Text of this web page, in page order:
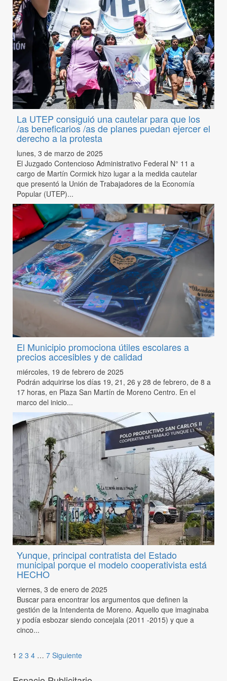
La UTEP consiguió una cautelar para que los
/as beneficarios /as de planes puedan ejercer el
derecho a la protesta
lunes, 3 de marzo de 2025
El Juzgado Contencioso Administrativo Federal N° 11 a
cargo de Martín Cormick hizo lugar a la medida cautelar
que presentó la Unión de Trabajadores de la Economía
Popular (UTEP)...
El Municipio promociona útiles escolares a
precios accesibles y de calidad
miércoles, 19 de febrero de 2025
Podrán adquirirse los días 19, 21, 26 y 28 de febrero, de 8 a
17 horas, en Plaza San Martín de Moreno Centro. En el
marco del inicio...
Yunque, principal contratista del Estado
municipal porque el modelo cooperativista está
HECHO
viernes, 3 de enero de 2025
Buscar para encontrar los argumentos que definen la
gestión de la Intendenta de Moreno. Aquello que imaginaba
y podía esbozar siendo concejala (2011 -2015) y que a
cinco...
1 2 3 4 … 7 Siguiente